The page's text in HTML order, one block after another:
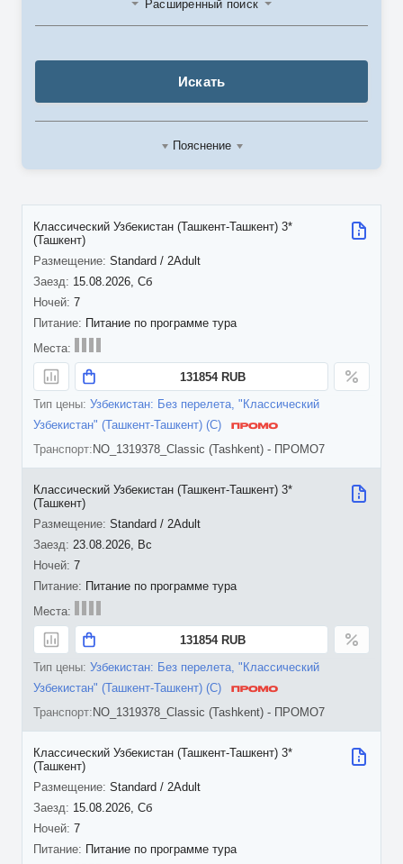
Расширенный поиск
Искать
Пояснение
15.08.2026, Сб
7
Классический Узбекистан (Ташкент-Ташкент) 3*
(Ташкент)
Standard / 2Adult
Питание по программе тура
131854 RUB
Узбекистан: Без перелета, "Классический
Узбекистан" (Ташкент-Ташкент) (C)
NO_1319378_Classic (Tashkent) - ПРОМО7
23.08.2026, Вс
7
Классический Узбекистан (Ташкент-Ташкент) 3*
(Ташкент)
Standard / 2Adult
Питание по программе тура
131854 RUB
Узбекистан: Без перелета, "Классический
Узбекистан" (Ташкент-Ташкент) (C)
NO_1319378_Classic (Tashkent) - ПРОМО7
15.08.2026, Сб
7
Классический Узбекистан (Ташкент-Ташкент) 3*
(Ташкент)
Standard / 2Adult
Питание по программе тура